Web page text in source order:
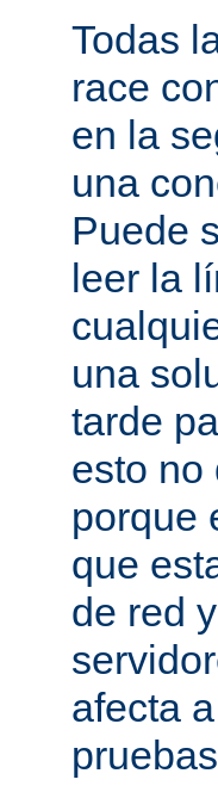
Todas
race
en la
una
Puede
leer la
una
tarde
esto no
porque
que
de red
afecta